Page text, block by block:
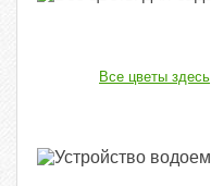
Все цветы здесь